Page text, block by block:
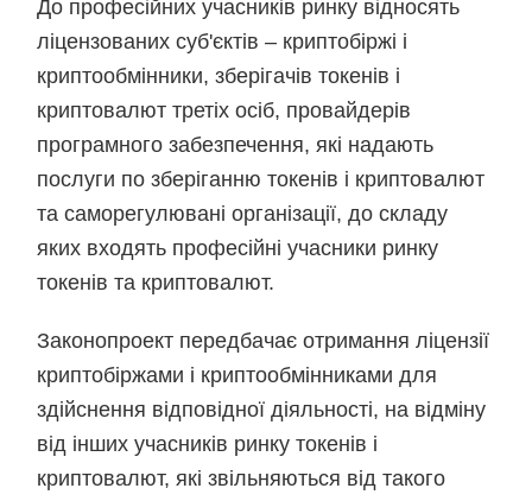
До професійних учасників ринку відносять
ліцензованих суб'єктів – криптобіржі і
криптообмінники, зберігачів токенів і
криптовалют третіх осіб, провайдерів
програмного забезпечення, які надають
послуги по зберіганню токенів і криптовалют
та саморегулювані організації, до складу
яких входять професійні учасники ринку
токенів та криптовалют.
Законопроект передбачає отримання ліцензії
криптобіржами і криптообмінниками для
здійснення відповідної діяльності, на відміну
від інших учасників ринку токенів і
криптовалют, які звільняються від такого